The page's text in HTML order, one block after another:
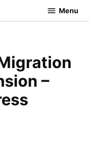
Menu
–